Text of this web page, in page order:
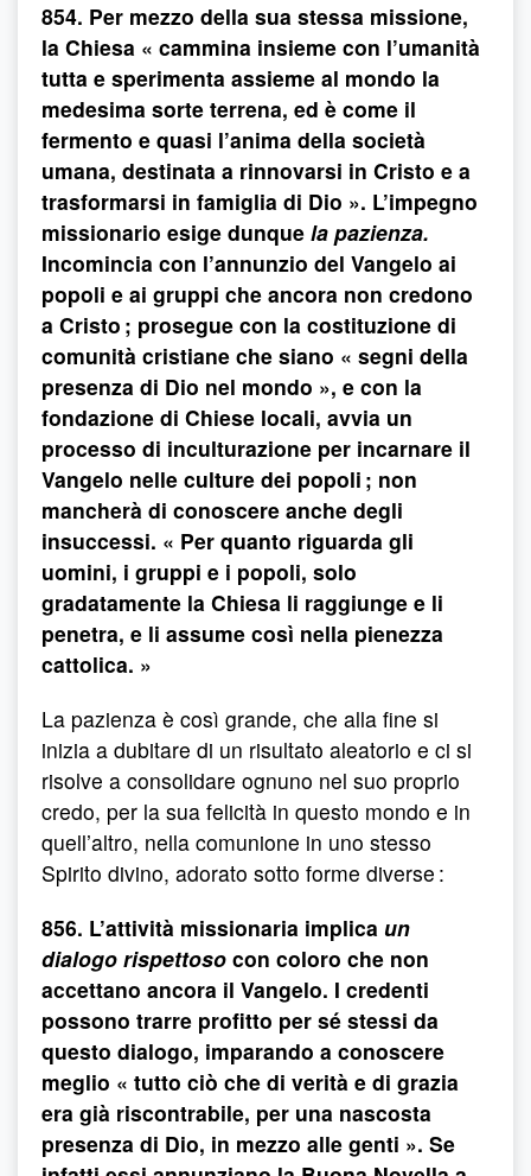
854. Per mezzo della sua stessa missione,
la Chiesa « cammina insieme con l’umanità
tutta e sperimenta assieme al mondo la
medesima sorte terrena, ed è come il
fermento e quasi l’anima della società
umana, destinata a rinnovarsi in Cristo e a
trasformarsi in famiglia di Dio ». L’impegno
missionario esige dunque la pazienza.
Incomincia con l’annunzio del Vangelo ai
popoli e ai gruppi che ancora non credono
a Cristo ; prosegue con la costituzione di
comunità cristiane che siano « segni della
presenza di Dio nel mondo », e con la
fondazione di Chiese locali, avvia un
processo di inculturazione per incarnare il
Vangelo nelle culture dei popoli ; non
mancherà di conoscere anche degli
insuccessi. « Per quanto riguarda gli
uomini, i gruppi e i popoli, solo
gradatamente la Chiesa li raggiunge e li
penetra, e li assume così nella pienezza
cattolica. »
La pazienza è così grande, che alla fine si
inizia a dubitare di un risultato aleatorio e ci si
risolve a consolidare ognuno nel suo proprio
credo, per la sua felicità in questo mondo e in
quell’altro, nella comunione in uno stesso
Spirito divino, adorato sotto forme diverse :
856. L’attività missionaria implica un
dialogo rispettoso con coloro che non
accettano ancora il Vangelo. I credenti
possono trarre profitto per sé stessi da
questo dialogo, imparando a conoscere
meglio « tutto ciò che di verità e di grazia
era già riscontrabile, per una nascosta
presenza di Dio, in mezzo alle genti ». Se